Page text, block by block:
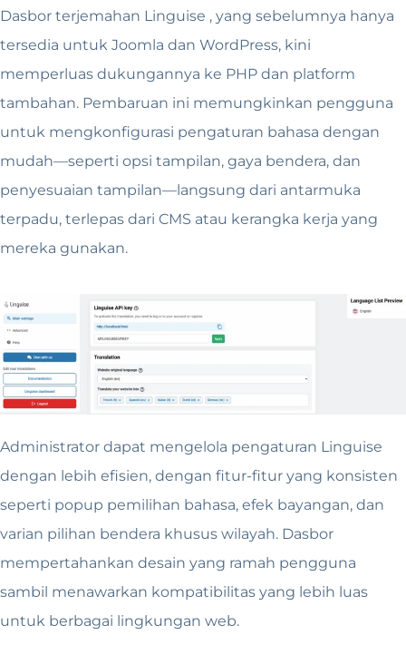
Dasbor terjemahan Linguise , yang sebelumnya hanya
tersedia untuk Joomla dan WordPress, kini
memperluas dukungannya ke PHP dan platform
tambahan. Pembaruan ini memungkinkan pengguna
untuk mengkonfigurasi pengaturan bahasa dengan
mudah—seperti opsi tampilan, gaya bendera, dan
penyesuaian tampilan—langsung dari antarmuka
terpadu, terlepas dari CMS atau kerangka kerja yang
mereka gunakan.
Administrator dapat mengelola pengaturan Linguise
dengan lebih efisien, dengan fitur-fitur yang konsisten
seperti popup pemilihan bahasa, efek bayangan, dan
varian pilihan bendera khusus wilayah. Dasbor
mempertahankan desain yang ramah pengguna
sambil menawarkan kompatibilitas yang lebih luas
untuk berbagai lingkungan web.